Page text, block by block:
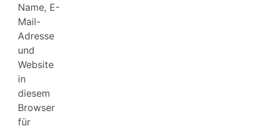
Name, E-
Mail-
Adresse
und
Website
in
diesem
Browser
für